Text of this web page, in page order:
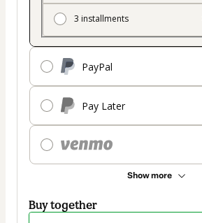
3 installments
PayPal
Pay Later
Show more
Buy together